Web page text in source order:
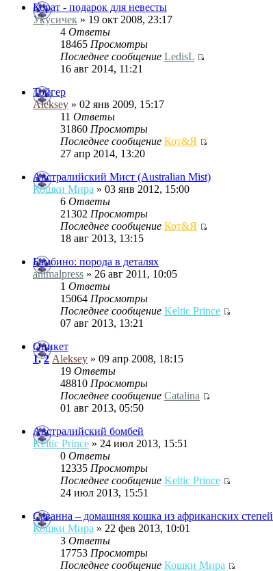
Корат - подарок для невесты
Укусичек » 19 окт 2008, 23:17
4 Ответы
18465 Просмотры
Последнее сообщение LedisL
16 авг 2014, 11:21
Тойгер
Aleksey » 02 янв 2009, 15:17
11 Ответы
31860 Просмотры
Последнее сообщение Кот&Я
27 апр 2014, 13:20
Австралийский Мист (Australian Mist)
Кошки Мира » 03 янв 2012, 15:00
6 Ответы
21302 Просмотры
Последнее сообщение Кот&Я
18 авг 2013, 13:15
Бамбино: порода в деталях
animalpress » 26 авг 2011, 10:05
1 Ответы
15064 Просмотры
Последнее сообщение Keltic Prince
07 авг 2013, 13:21
Оцикет
1,2 Aleksey » 09 апр 2008, 18:15
19 Ответы
48810 Просмотры
Последнее сообщение Catalina
01 авг 2013, 05:50
Австралийский бомбей
Keltic Prince » 24 июл 2013, 15:51
0 Ответы
12335 Просмотры
Последнее сообщение Keltic Prince
24 июл 2013, 15:51
Саванна – домашняя кошка из африканских степей
Кошки Мира » 22 фев 2013, 10:01
3 Ответы
17753 Просмотры
Последнее сообщение Кошки Мира